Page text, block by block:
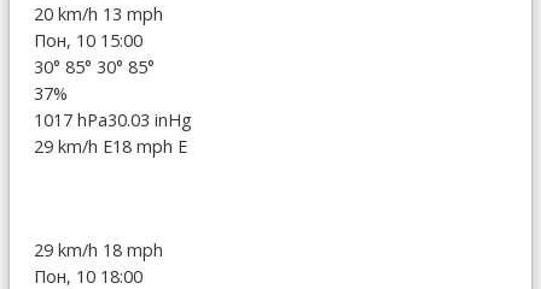
20 km/h 13 mph
Пон, 10 15:00
30° 85° 30° 85°
37%
1017 hPa30.03 inHg
29 km/h E18 mph E
29 km/h 18 mph
Пон, 10 18:00